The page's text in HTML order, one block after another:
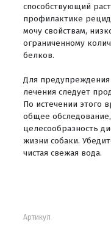
способствующий
профилактике
мочу свойствам,
ограниченному
белков.
Для
лечения следует
По истечении этого
общее
целесообразность
жизни собаки.
чистая свежая вода.
Артикул